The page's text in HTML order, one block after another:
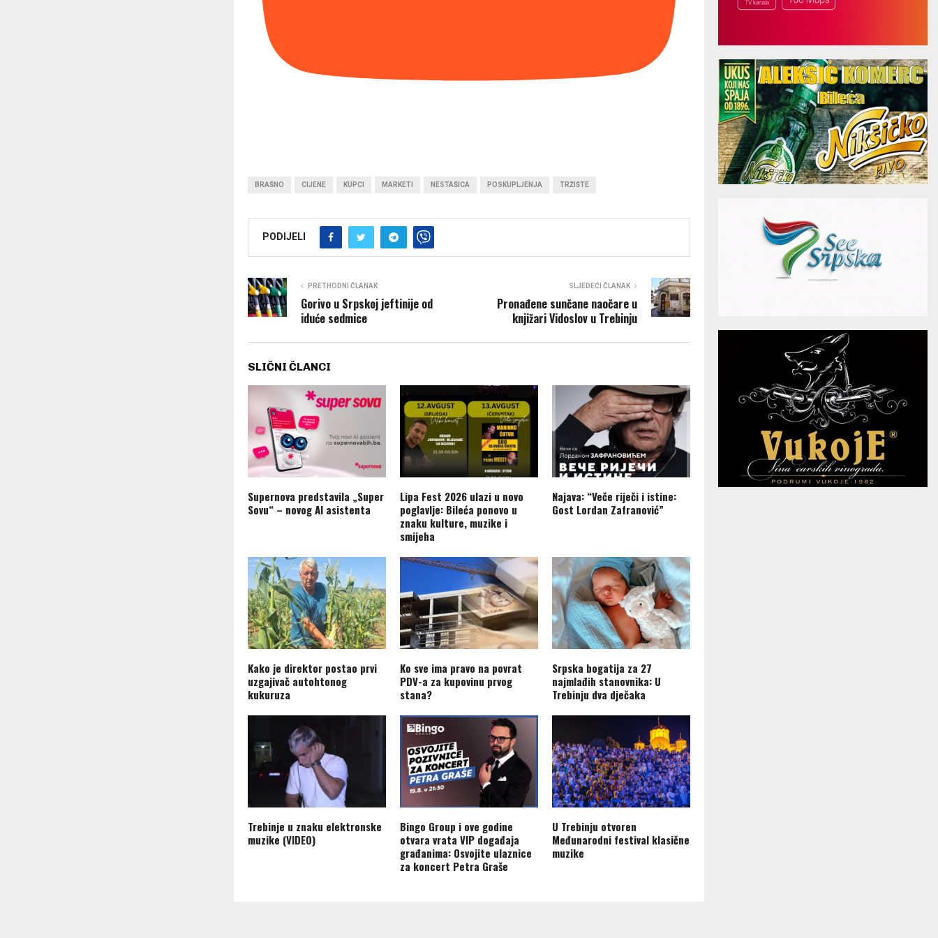
BRAŠNO CIJENE KUPCI MARKETI NESTAŠICA POSKUPLJENJA TRŽIŠTE
PODIJELI
PRETHODNI ČLANAK
Gorivo u Srpskoj jeftinije od
iduće sedmice
SLJEDEĆI ČLANAK
Pronađene sunčane naočare u
knjižari Vidoslov u Trebinju
SLIČNI ČLANCI
Supernova predstavila „Super
Sovu“ – novog AI asistenta
Lipa Fest 2026 ulazi u novo
poglavlje: Bileća ponovo u
znaku kulture, muzike i
smijeha
Najava: “Veče riječi i istine:
Gost Lordan Zafranović”
Kako je direktor postao prvi
uzgajivač autohtonog
kukuruza
Ko sve ima pravo na povrat
PDV-a za kupovinu prvog
stana?
Srpska bogatija za 27
najmlađih stanovnika: U
Trebinju dva dječaka
Trebinje u znaku elektronske
muzike (VIDEO)
Bingo Group i ove godine
otvara vrata VIP događaja
građanima: Osvojite ulaznice
za koncert Petra Graše
U Trebinju otvoren
Međunarodni festival klasične
muzike